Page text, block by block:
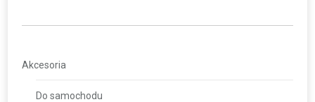
Akcesoria
Do samochodu